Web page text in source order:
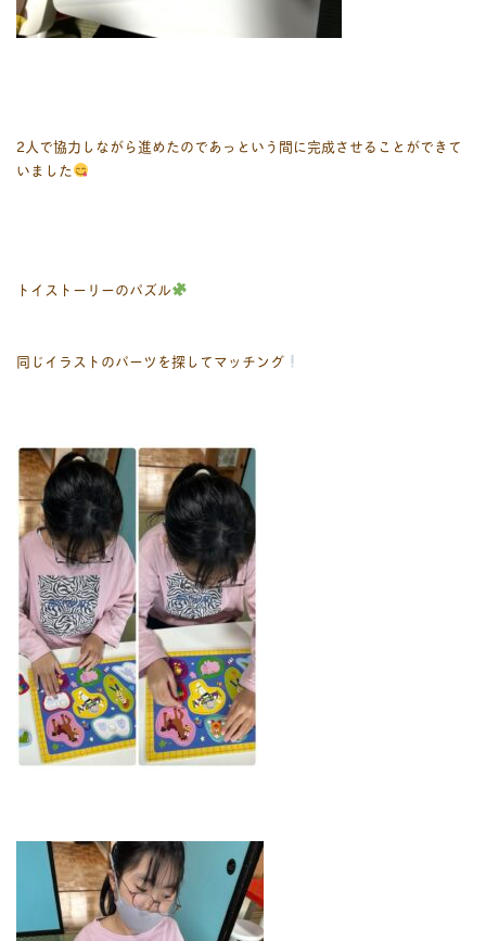
2人で協力しながら進めたのであっという間に完成させることができて
いました
トイストーリーのパズル
同じイラストのパーツを探してマッチング